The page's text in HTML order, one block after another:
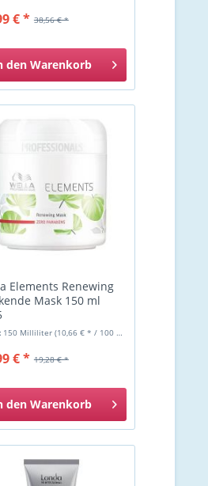
38,56 € *
€ *
den Warenkorb
Elements Renewing
Mask 150 ml
150 Milliliter (10,66 € * / 100 Milliliter)
19,28 € *
€ *
den Warenkorb